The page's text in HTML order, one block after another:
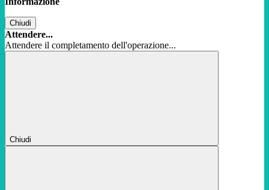
Chiudi
Attendere...
Attendere il completamento dell'operazione...
Chiudi